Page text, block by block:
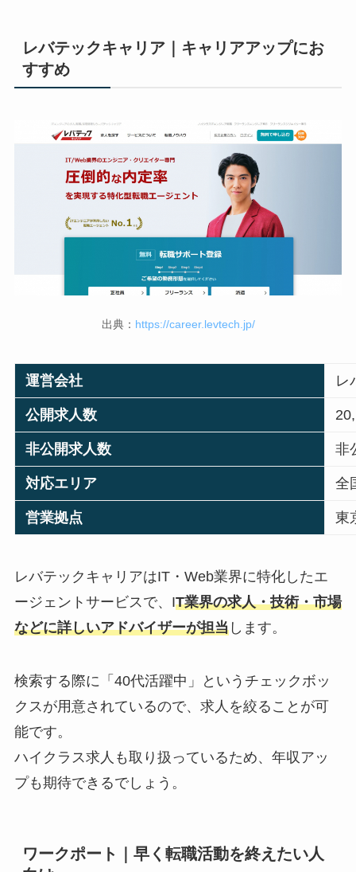
レバテックキャリア｜キャリアアップにお
すすめ
出典： https://career.levtech.jp/
運営会社 レ
公開求人数
非公開求人数 非
対応エリア 全
営業拠点 東
レバテックキャリアはIT・Web業界に特化したエ
ージェントサービスで、IT業界の求人・技術・市場
などに詳しいアドバイザーが担当します。
検索する際に「40代活躍中」というチェックボッ
クスが用意されているので、求人を絞ることが可
能です。
ハイクラス求人も取り扱っているため、年収アッ
プも期待できるでしょう。
ワークポート｜早く転職活動を終えたい人